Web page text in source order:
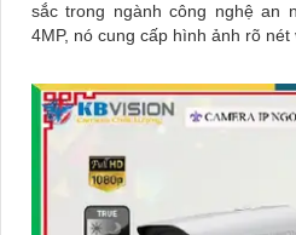
sắc trong ngành công nghệ an ninh. Với độ phân
4MP, nó cung cấp hình ảnh rõ nét